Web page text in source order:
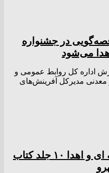
در جشنواره
می‌شود
اداره کل روابط عمومی و
معدنی مدیرکل آفرینش‌های
۲۱۰ نامه ی اول مکاتبه ای و اهدا ۱۰ جلد کتاب